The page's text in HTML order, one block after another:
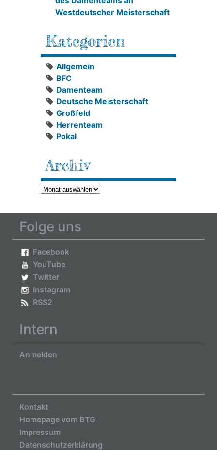
Westdeutscher Meisterschaft
Kategorien
Allgemein
BFC
Damenteam
Deutsche Meisterschaft
Großfeld
Herrenteam
Pokal
Archiv
Archiv
Folge uns
Facebook
YouTube
Twitter
Instagram
RSS2
Intern
Anmelden
Kontakt
Homepage vom BTG
Impressum
Datenschutzerklärung